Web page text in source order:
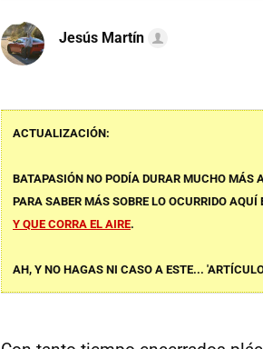
Jesús Martín
ACTUALIZACIÓN:
BATAPASIÓN NO PODÍA DURAR MUCHO MÁS
PARA SABER MÁS SOBRE LO OCURRIDO AQUÍ
Y QUE CORRA EL AIRE.
AH, Y NO HAGAS NI CASO A ESTE...